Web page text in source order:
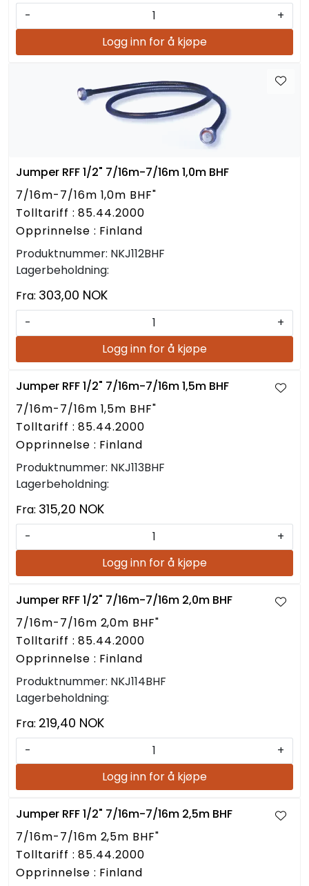
-
+
Logg inn for å kjøpe
Jumper RFF 1/2" 7/16m-7/16m 1,0m BHF
7/16m-7/16m 1,0m BHF"
Tolltariff : 85.44.2000
Opprinnelse : Finland
Produktnummer: NKJ112BHF
Lagerbeholdning:
Fra: 303,00 NOK
-
+
Logg inn for å kjøpe
Jumper RFF 1/2" 7/16m-7/16m 1,5m BHF
7/16m-7/16m 1,5m BHF"
Tolltariff : 85.44.2000
Opprinnelse : Finland
Produktnummer: NKJ113BHF
Lagerbeholdning:
Fra: 315,20 NOK
-
+
Logg inn for å kjøpe
Jumper RFF 1/2" 7/16m-7/16m 2,0m BHF
7/16m-7/16m 2,0m BHF"
Tolltariff : 85.44.2000
Opprinnelse : Finland
Produktnummer: NKJ114BHF
Lagerbeholdning:
Fra: 219,40 NOK
-
+
Logg inn for å kjøpe
Jumper RFF 1/2" 7/16m-7/16m 2,5m BHF
7/16m-7/16m 2,5m BHF"
Tolltariff : 85.44.2000
Opprinnelse : Finland